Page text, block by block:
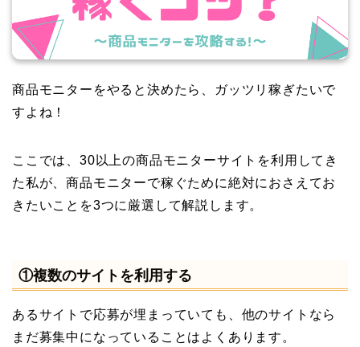
商品モニターをやると決めたら、ガッツリ稼ぎたいで
すよね！
ここでは、30以上の商品モニターサイトを利用してき
た私が、商品モニターで稼ぐために絶対におさえてお
きたいことを3つに厳選して解説します。
①複数のサイトを利用する
あるサイトで応募が埋まっていても、他のサイトなら
まだ募集中になっていることはよくあります。